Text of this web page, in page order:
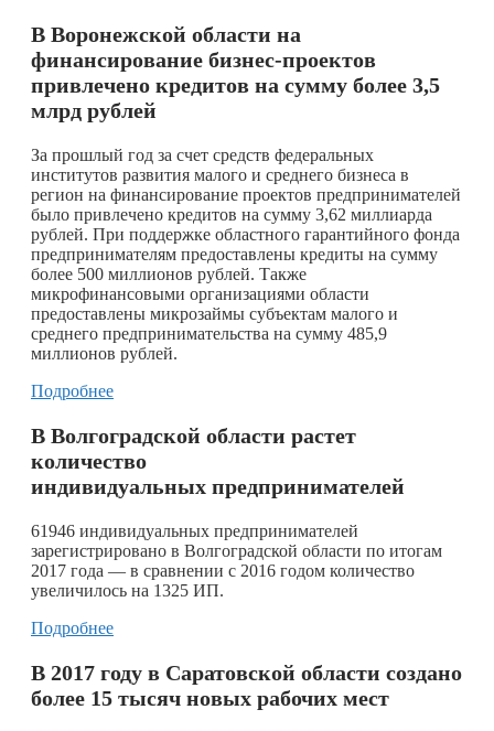
В Воронежской области на
финансирование бизнес-проектов
привлечено кредитов на сумму более 3,5
млрд рублей
За прошлый год за счет средств федеральных
институтов развития малого и среднего бизнеса в
регион на финансирование проектов предпринимателей
было привлечено кредитов на сумму 3,62 миллиарда
рублей. При поддержке областного гарантийного фонда
предпринимателям предоставлены кредиты на сумму
более 500 миллионов рублей. Также
микрофинансовыми организациями области
предоставлены микрозаймы субъектам малого и
среднего предпринимательства на сумму 485,9
миллионов рублей.
Подробнее
В Волгоградской области растет
количество
индивидуальных предпринимателей
61946 индивидуальных предпринимателей
зарегистрировано в Волгоградской области по итогам
2017 года — в сравнении с 2016 годом количество
увеличилось на 1325 ИП.
Подробнее
В 2017 году в Саратовской области создано
более 15 тысяч новых рабочих мест